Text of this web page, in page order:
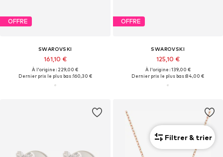
OFFRE
SWAROVSKI
161,10 €
À l'origine : 229,00 €
Dernier prix le plus bas :160,30 €
OFFRE
SWAROVSKI
125,10 €
À l'origine : 139,00 €
Dernier prix le plus bas :84,00 €
Filtrer & trier